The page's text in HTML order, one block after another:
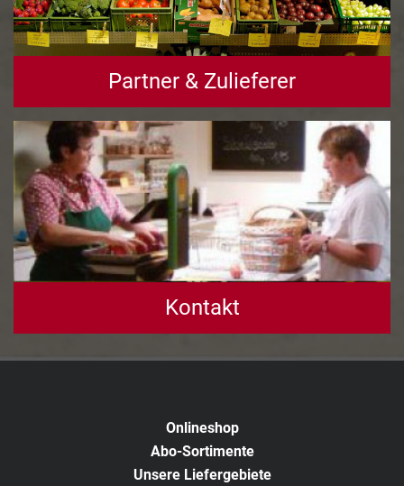
Partner & Zulieferer
Kontakt
Onlineshop
Abo-Sortimente
Unsere Liefergebiete